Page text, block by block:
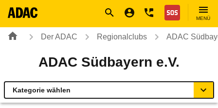
Nothilfe
MENÜ
Der ADAC Regionalclubs ADAC
ADAC Südbayern e.V.
Kategorie wählen